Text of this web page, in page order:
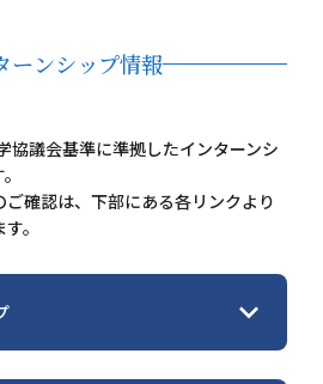
ーンシップ情報
協議会基準に準拠したインターンシ
確認は、下部にある各リンクより
。